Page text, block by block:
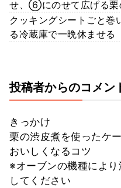
せ、⑥にのせて広げる栗
クッキングシートごと巻
る冷蔵庫で一晩休ませる
投稿者からのコメン
きっかけ
栗の渋皮煮を使ったケ
おいしくなるコツ
※オーブンの機種によ
してください